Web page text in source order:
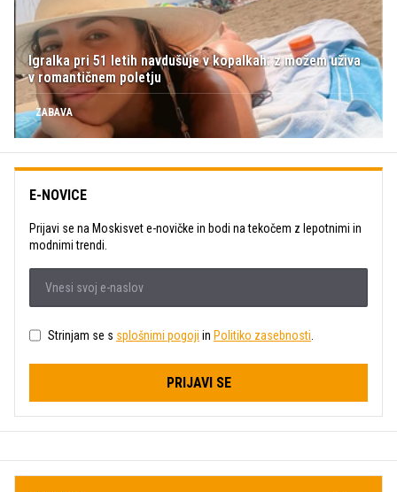
Igralka pri 51 letih navdušuje v kopalkah: z možem uživa
v romantičnem poletju
ZABAVA
E-NOVICE
Prijavi se na Moskisvet e-novičke in bodi na tekočem z lepotnimi in
modnimi trendi.
Strinjam se s splošnimi pogoji in Politiko zasebnosti
PRIJAVI SE